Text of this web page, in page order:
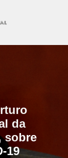
da
sobre
19